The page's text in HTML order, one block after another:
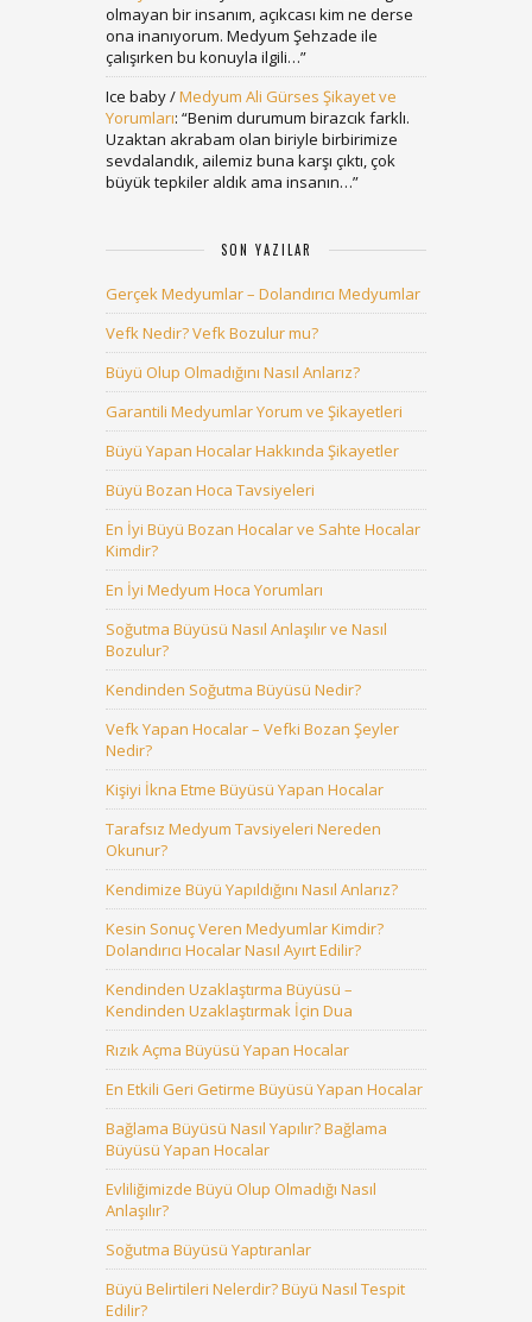
olmayan bir insanım, açıkcası kim ne derse
ona inanıyorum. Medyum Şehzade ile
çalışırken bu konuyla ilgili…”
Ice baby/Medyum Ali Gürses Şikayet ve
Yorumları: “Benim durumum birazcık farklı.
Uzaktan akrabam olan biriyle birbirimize
sevdalandık, ailemiz buna karşı çıktı, çok
büyük tepkiler aldık ama insanın…”
SON YAZILAR
Gerçek Medyumlar – Dolandırıcı Medyumlar
Vefk Nedir? Vefk Bozulur mu?
Büyü Olup Olmadığını Nasıl Anlarız?
Garantili Medyumlar Yorum ve Şikayetleri
Büyü Yapan Hocalar Hakkında Şikayetler
Büyü Bozan Hoca Tavsiyeleri
En İyi Büyü Bozan Hocalar ve Sahte Hocalar
Kimdir?
En İyi Medyum Hoca Yorumları
Soğutma Büyüsü Nasıl Anlaşılır ve Nasıl
Bozulur?
Kendinden Soğutma Büyüsü Nedir?
Vefk Yapan Hocalar – Vefki Bozan Şeyler
Nedir?
Kişiyi İkna Etme Büyüsü Yapan Hocalar
Tarafsız Medyum Tavsiyeleri Nereden
Okunur?
Kendimize Büyü Yapıldığını Nasıl Anlarız?
Kesin Sonuç Veren Medyumlar Kimdir?
Dolandırıcı Hocalar Nasıl Ayırt Edilir?
Kendinden Uzaklaştırma Büyüsü –
Kendinden Uzaklaştırmak İçin Dua
Rızık Açma Büyüsü Yapan Hocalar
En Etkili Geri Getirme Büyüsü Yapan Hocalar
Bağlama Büyüsü Nasıl Yapılır? Bağlama
Büyüsü Yapan Hocalar
Evliliğimizde Büyü Olup Olmadığı Nasıl
Anlaşılır?
Soğutma Büyüsü Yaptıranlar
Büyü Belirtileri Nelerdir? Büyü Nasıl Tespit
Edilir?